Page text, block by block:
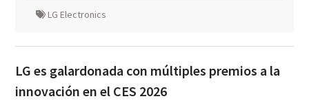
LG Electronics
LG es galardonada con múltiples premios a la
innovación en el CES 2026